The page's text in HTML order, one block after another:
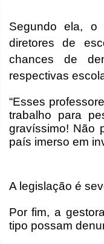
Segundo ela, o
diretores de
chances de
respectivas
“Esses
trabalho para
gravíssimo! Não
país imerso em
A legislação é
Por fim, a
tipo possam